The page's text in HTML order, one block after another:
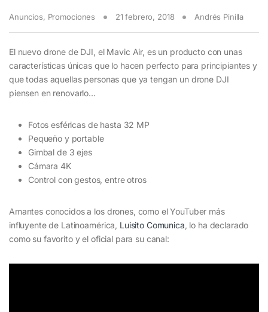
Anuncios, Promociones 21 febrero, 2018 Andrés Pinilla
El nuevo drone de DJI, el Mavic Air, es un producto con unas
características únicas que lo hacen perfecto para principiantes y
que todas aquellas personas que ya tengan un drone DJI
piensen en renovarlo…
Fotos esféricas de hasta 32 MP
Pequeño y portable
Gimbal de 3 ejes
Cámara 4K
Control con gestos, entre otros__
Amantes conocidos a los drones, como el YouTuber más
influyente de Latinoamérica, Luisito Comunica , lo ha declarado
como su favorito y el oficial para su canal: